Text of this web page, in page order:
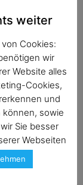
weiter
Cookies:
wir
Website alles
Cookies,
und
können, sowie
Sie besser
Webseiten